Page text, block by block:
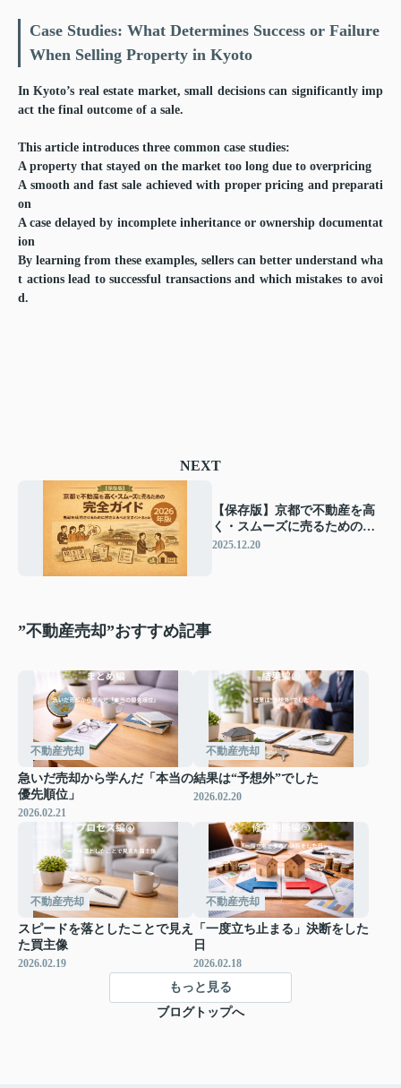
Case Studies: What Determines Success or Failure
When Selling Property in Kyoto
In Kyoto’s real estate market, small decisions can significantly imp
act the final outcome of a sale.
This article introduces three common case studies:
A property that stayed on the market too long due to overpricing
A smooth and fast sale achieved with proper pricing and preparati
on
A case delayed by incomplete inheritance or ownership documentat
ion
By learning from these examples, sellers can better understand wha
t actions lead to successful transactions and which mistakes to avoi
d.
NEXT
【保存版】京都で不動産を高
く・スムーズに売るための完
全ガイド ― 売却を成功させる
2025.12.20
”不動産売却”おすすめ記事
不動産売却
急いだ売却から学んだ「本当の
優先順位」
2026.02.21
不動産売却
結果は“予想外”でした
2026.02.20
不動産売却
スピードを落としたことで見え
た買主像
2026.02.19
不動産売却
「一度立ち止まる」決断をした
日
2026.02.18
もっと見る
ブログトップへ